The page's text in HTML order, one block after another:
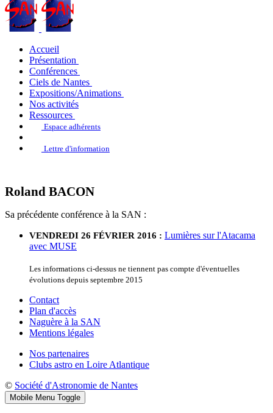
Accueil
Présentation
Conférences
Ciels de Nantes
Expositions/Animations
Nos activités
Ressources
Espace adhérents
Lettre d'information
Roland BACON
Sa précédente conférence à la SAN :
VENDREDI 26 FÉVRIER 2016 : Lumières sur l'Atacama
avec MUSE
Les informations ci-dessus ne tiennent pas compte d'éventuelles
évolutions depuis septembre 2015
Contact
Plan d'accès
Naguère à la SAN
Mentions légales
Nos partenaires
Clubs astro en Loire Atlantique
© Société d'Astronomie de Nantes
Mobile Menu Toggle